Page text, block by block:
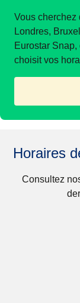
Vous cherchez
Londres,
Eurostar
choisit vos
Horaires
Consultez